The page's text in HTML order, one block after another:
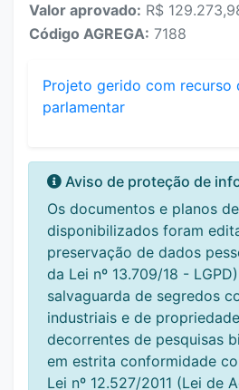
Valor aprovado: R$
Código AGREGA: 7188
Projeto gerido com recurso
parlamentar
Aviso de proteção de
Os documentos e planos
disponibilizados foram
preservação de dados
da Lei nº 13.709/18 -
salvaguarda de segredos
industriais e de
decorrentes de pesquisas
em estrita conformidade
Lei nº 12.527/2011 (Lei de